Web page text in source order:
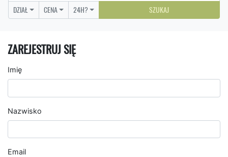
DZIAŁ CENA 24H? SZUKAJ
ZAREJESTRUJ SIĘ
Imię
Nazwisko
Email